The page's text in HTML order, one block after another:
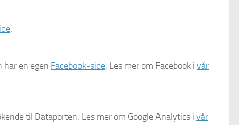
.
har en egen Facebook-side. Les mer om Facebook i vår
til Dataporten. Les mer om Google Analytics i vår